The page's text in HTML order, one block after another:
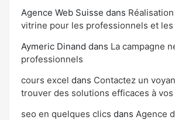
Agence Web Suisse dans
vitrine pour les professionnels et
Aymeric Dinand dans La campagne
professionnels
cours excel dans Contactez un
trouver des solutions efficaces à
seo en quelques clics dans Agence